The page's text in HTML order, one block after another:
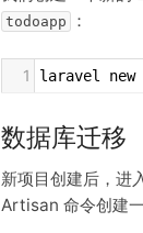
todoapp ：
1 laravel new
数据库迁移
新项目创建后，进
Artisan 命令创建